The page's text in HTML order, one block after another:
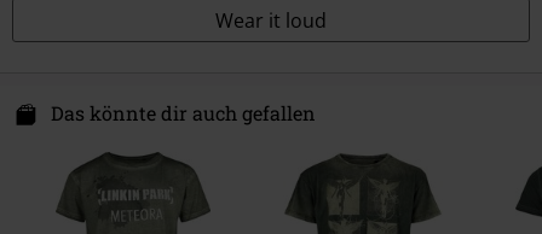
Wear it loud
Das könnte dir auch gefallen